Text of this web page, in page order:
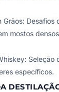
Grãos: Desafios
mostos
Seleção
específicos.